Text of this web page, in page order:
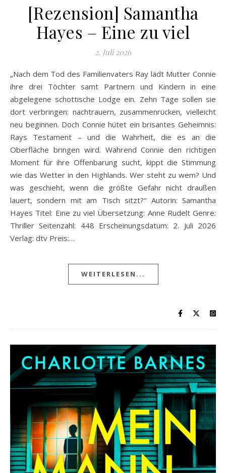
[Rezension] Samantha
Hayes – Eine zu viel
2. Juli 2026
„Nach dem Tod des Familienvaters Ray lädt Mutter Connie
ihre drei Töchter samt Partnern und Kindern in eine
abgelegene schottische Lodge ein. Zehn Tage sollen sie
dort verbringen: nachtrauern, zusammenrücken, vielleicht
neu beginnen. Doch Connie hütet ein brisantes Geheimnis:
Rays Testament – und die Wahrheit, die es an die
Oberfläche bringen wird. Während Connie den richtigen
Moment für ihre Offenbarung sucht, kippt die Stimmung
wie das Wetter in den Highlands. Wer steht zu wem? Und
was geschieht, wenn die größte Gefahr nicht draußen
lauert, sondern mit am Tisch sitzt?“ Autorin: Samantha
Hayes Titel: Eine zu viel Übersetzung: Anne Rudelt Genre:
Thriller Seitenzahl: 448 Erscheinungsdatum: 2. Juli 2026
Verlag: dtv Preis:…
WEITERLESEN...